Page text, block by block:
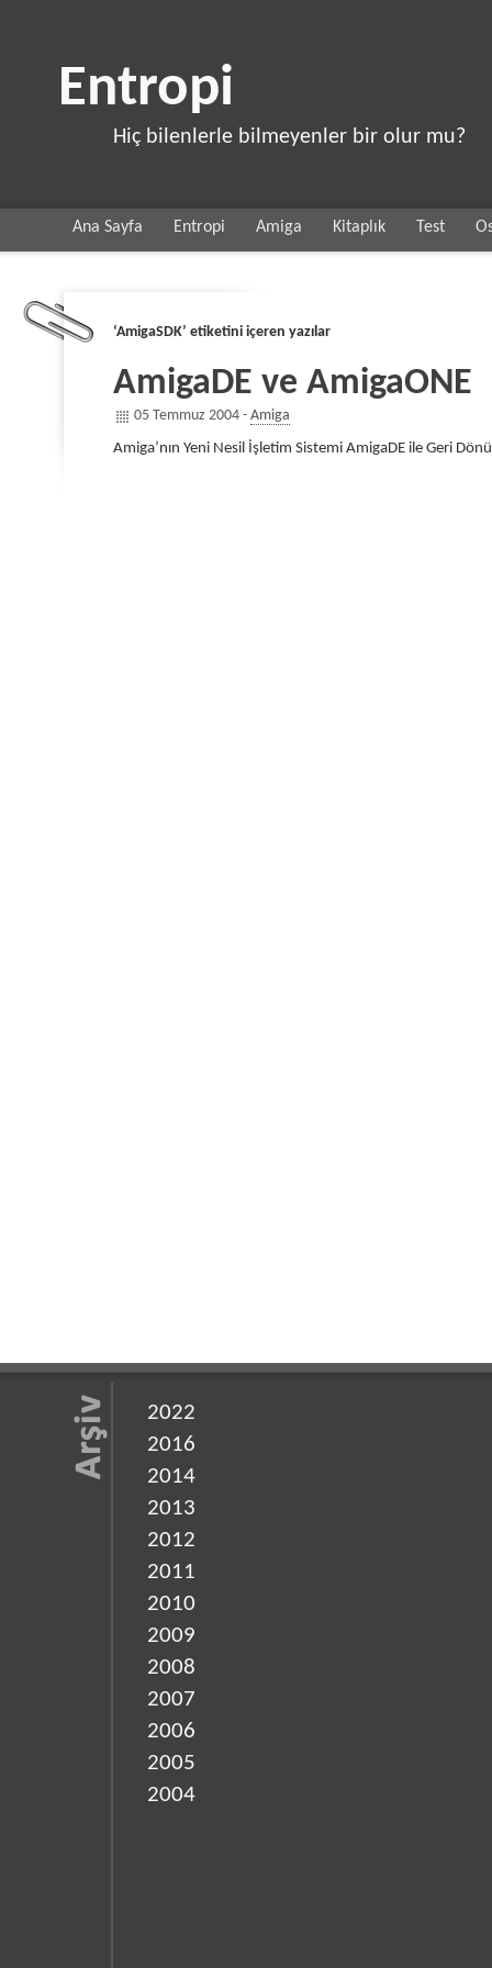
Entropi
Hiç bilenlerle bilmeyenler bir olur mu?
Ana Sayfa Entropi Amiga Kitaplık Test
‘AmigaSDK’ etiketini içeren yazılar
AmigaDE ve AmigaONE
05 Temmuz 2004 - Amiga
Amiga’nın Yeni Nesil İşletim Sistemi AmigaDE ile Geri
2022
2016
2014
2013
2012
2011
2010
2009
2008
2007
2006
2005
2004